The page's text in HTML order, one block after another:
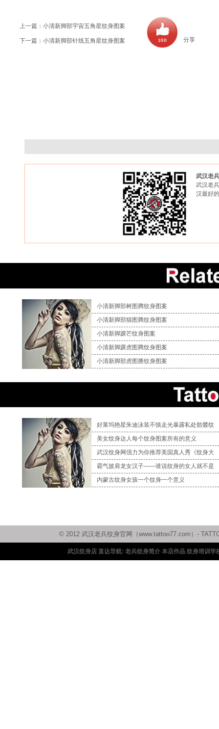
上一篇： 小清新脚部宇宙五角星纹身图案
下一篇： 小清新脚部针线五角星纹身图案 分享
武汉老
武汉老
汉最好
小清新脚部树图腾纹身图案
小清新脚部猫图腾纹身图案
小清新脚踝芒纹身图案
小清新脚踝虎图腾纹身图案
小清新脚部虎图塍纹身图案
好莱坞艳星朱迪泳装不慎走光暴露私处骷髅纹
美女纹身达人每个纹身图案所有的意义
武汉纹身网强力为你推荐美国真人秀《纹身大
霸气披肩龙女汉子——谁说纹身的女人就不是
内蒙古纹身女孩一个纹身一个意义
© 2012 武汉老兵纹身官网（www.tattoo77.com）-
武汉纹身店 直达导航: 老兵纹身简介 本店作品 纹身培训学